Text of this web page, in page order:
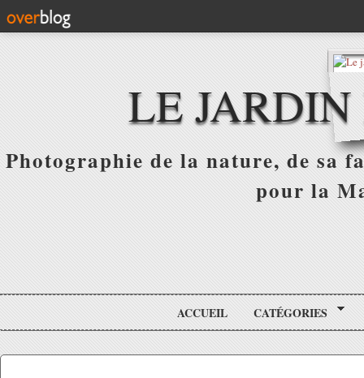
LE
Photographie de la nature, de sa
pour la
ACCUEIL CATÉGORIES